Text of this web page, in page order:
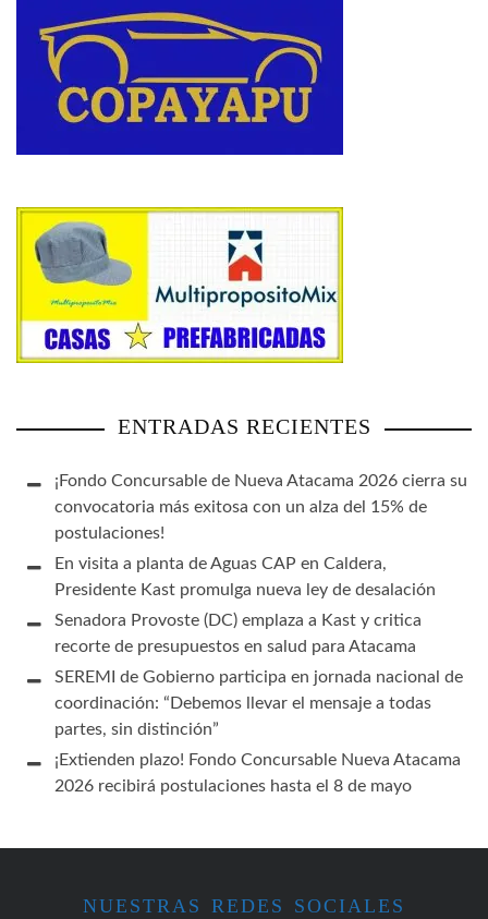
ENTRADAS RECIENTES
¡Fondo Concursable de Nueva Atacama 2026 cierra su
convocatoria más exitosa con un alza del 15% de
postulaciones!
En visita a planta de Aguas CAP en Caldera,
Presidente Kast promulga nueva ley de desalación
Senadora Provoste (DC) emplaza a Kast y critica
recorte de presupuestos en salud para Atacama
SEREMI de Gobierno participa en jornada nacional de
coordinación: “Debemos llevar el mensaje a todas
partes, sin distinción”
¡Extienden plazo! Fondo Concursable Nueva Atacama
2026 recibirá postulaciones hasta el 8 de mayo
NUESTRAS REDES SOCIALES